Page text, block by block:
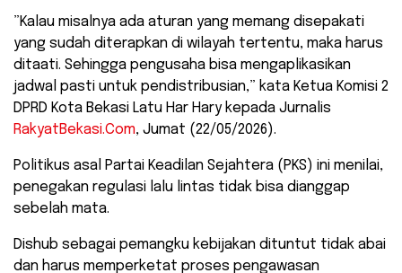
​”Kalau misalnya ada aturan yang memang disepakati
yang sudah diterapkan di wilayah tertentu, maka harus
ditaati. Sehingga pengusaha bisa mengaplikasikan
jadwal pasti untuk pendistribusian,” kata Ketua Komisi 2
DPRD Kota Bekasi Latu Har Hary kepada Jurnalis
RakyatBekasi.Com, Jumat (22/05/2026).
​Politikus asal Partai Keadilan Sejahtera (PKS) ini menilai,
penegakan regulasi lalu lintas tidak bisa dianggap
sebelah mata.
Dishub sebagai pemangku kebijakan dituntut tidak abai
dan harus memperketat proses pengawasan